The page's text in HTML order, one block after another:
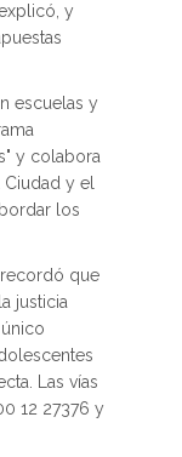
y
escuelas y
y colabora
y el
los
que
justicia
Las vías
12 27376 y